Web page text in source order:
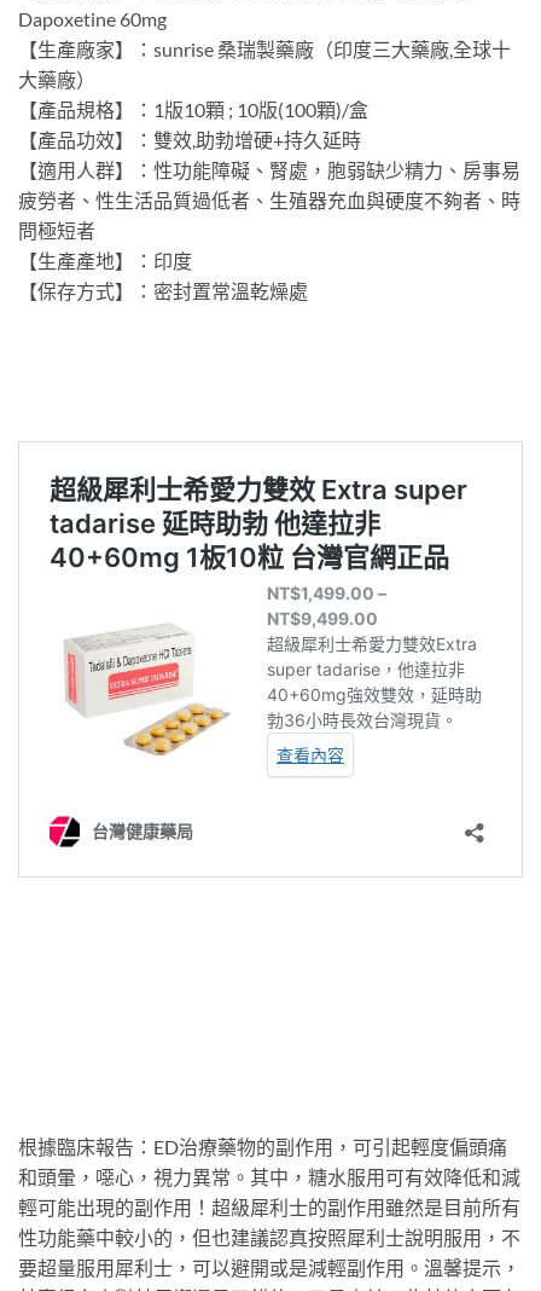
Dapoxetine 60mg
【生產廠家】：sunrise 桑瑞製藥廠（印度三大藥廠,全球十
大藥廠）
【產品規格】：1版10顆 ; 10版(100顆)/盒
【產品功效】：雙效,助勃增硬+持久延時
【適用人群】：性功能障礙、腎處，胞弱缺少精力、房事易
疲勞者、性生活品質過低者、生殖器充血與硬度不夠者、時
問極短者
【生產產地】：印度
【保存方式】：密封置常溫乾燥處
根據臨床報告：ED治療藥物的副作用，可引起輕度偏頭痛
和頭暈，噁心，視力異常。其中，糖水服用可有效降低和減
輕可能出現的副作用！超級犀利士的副作用雖然是目前所有
性功能藥中較小的，但也建議認真按照犀利士說明服用，不
要超量服用犀利士，可以避開或是減輕副作用。溫馨提示，